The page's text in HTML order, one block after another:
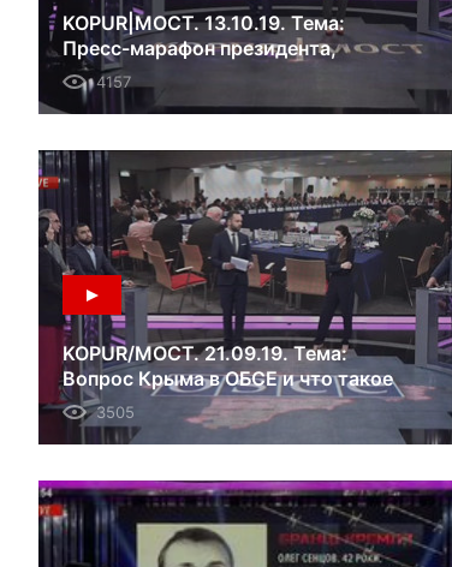
KOPUR|МОСТ. 13.10.19. Тема:
Пресс-марафон президента,
крымскотатарская автономия и
разведение сил на Донбассе.
4157
KOPUR/МОСТ. 21.09.19. Тема:
Вопрос Крыма в ОБСЕ и что такое
«формула Штайнмаера».
3505